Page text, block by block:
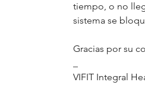
tiempo, o no
sistema se
Gracias por su
VIFIT Integral